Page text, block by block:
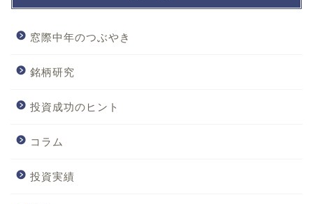
窓際中年のつぶやき
銘柄研究
投資成功のヒント
コラム
投資実績